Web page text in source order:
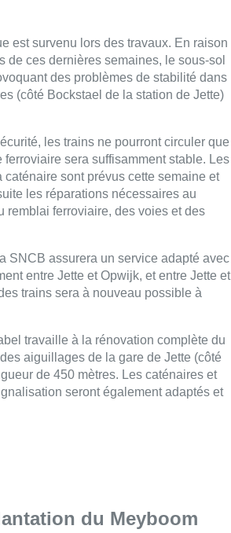
est survenu lors des travaux. En raison
de ces dernières semaines, le sous-sol
des problèmes de stabilité dans
(côté Bockstael de la station de Jette)
les trains ne pourront circuler que
ferroviaire sera suffisamment stable. Les
caténaire sont prévus cette semaine et
les réparations nécessaires au
remblai ferroviaire, des voies et des
SNCB assurera un service adapté avec
entre Jette et Opwijk, et entre Jette et
trains sera à nouveau possible à
travaille à la rénovation complète du
aiguillages de la gare de Jette (côté
de 450 mètres. Les caténaires et
seront également adaptés et
du Meyboom